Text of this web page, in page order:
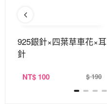
925銀針×四葉草車花×耳
針
NT$ 100 $ 190